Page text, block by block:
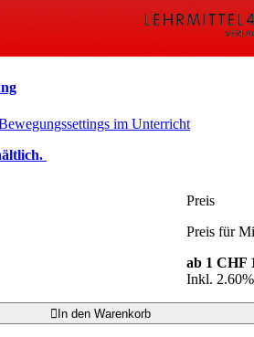
im Unterricht
Preis
Preis für
ab 1 CHF
Inkl.
In den Warenkorb